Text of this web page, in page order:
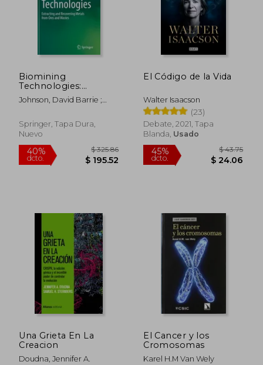
Biomining
Technologies:
Extracting and
Recovering Metals
Wastes (en Inglés)
Johnson, David Barrie ;
; Schlömann, Michael
Springer, Tapa Dura,
Nuevo
dcto.
$ 325.86
$ 195.52
El Código de la Vida
Walter Isaacson
(23)
Debate, 2021, Tapa
Blanda, Usado
45%
dcto.
Una Grieta En La
Creacion
Doudna, Jennifer A.
El Cancer y los
Cromosomas
Karel H.M Van Wely